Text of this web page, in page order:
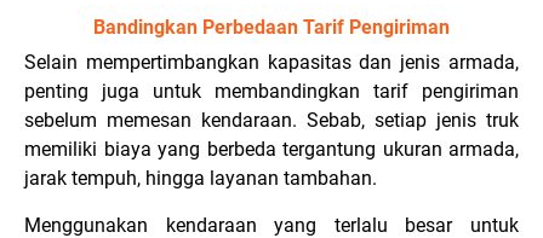
Bandingkan Perbedaan Tarif Pengiriman
Selain mempertimbangkan kapasitas dan jenis armada,
penting juga untuk membandingkan tarif pengiriman
sebelum memesan kendaraan. Sebab, setiap jenis truk
memiliki biaya yang berbeda tergantung ukuran armada,
jarak tempuh, hingga layanan tambahan.
Menggunakan kendaraan yang terlalu besar untuk